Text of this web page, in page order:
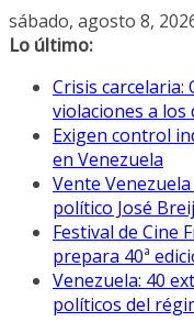
Saltar
al
sábado, agosto 8,
Lo último:
Crisis carcelaria:
violaciones a los
Exigen control
en Venezuela
Vente
político José
Festival de Cine
prepara 40ª
Venezuela: 40
políticos del